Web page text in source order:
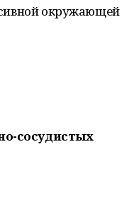
окружающей
сосудистых